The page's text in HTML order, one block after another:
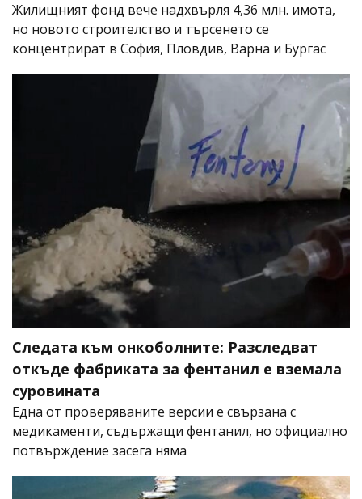
Жилищният фонд вече надхвърля 4,36 млн. имота,
но новото строителство и търсенето се
концентрират в София, Пловдив, Варна и Бургас
Следата към онкоболните: Разследват
откъде фабриката за фентанил е вземала
суровината
Една от проверяваните версии е свързана с
медикаменти, съдържащи фентанил, но официално
потвърждение засега няма